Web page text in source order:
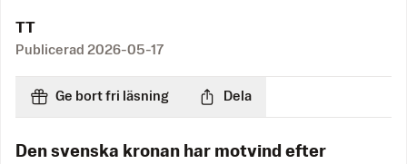
TT
Publicerad 2026-05-17
Ge bort fri läsning Dela
Den svenska kronan har motvind efter